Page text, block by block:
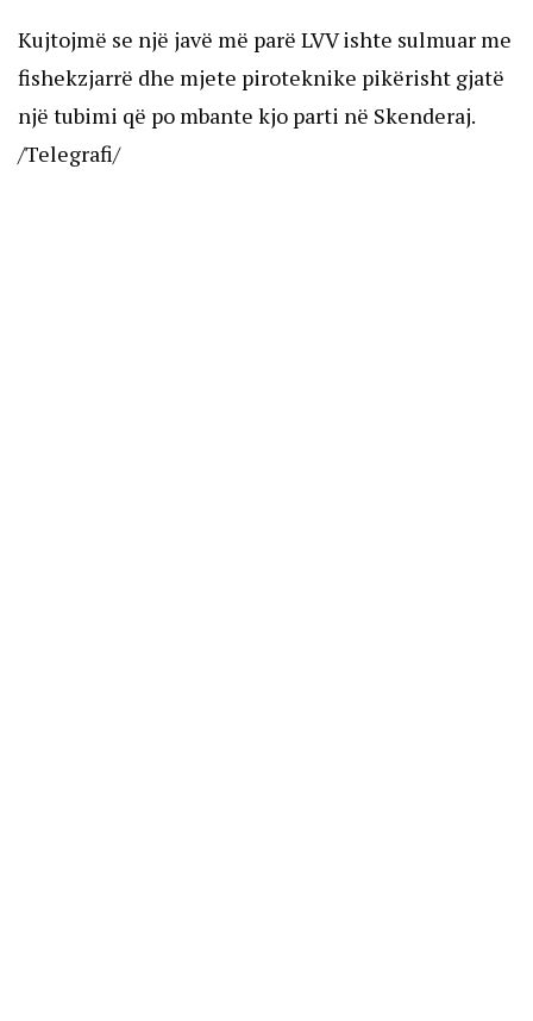
Kujtojmë se një javë më parë LVV ishte sulmuar me
fishekzjarrë dhe mjete piroteknike pikërisht gjatë
një tubimi që po mbante kjo parti në Skenderaj.
/Telegrafi/